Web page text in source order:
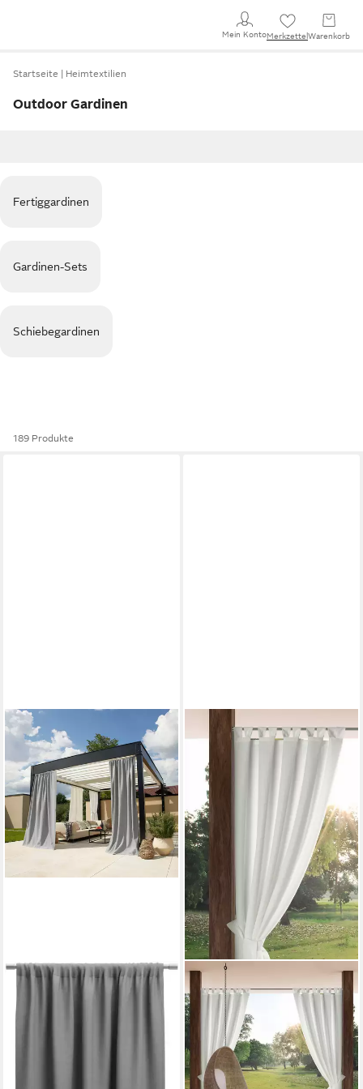
Mein KontoMerkzettel Warenkorb
Startseite Heimtextilien
Outdoor Gardinen
Fertiggardinen
Gardinen-Sets
Schiebegardinen
189 Produkte